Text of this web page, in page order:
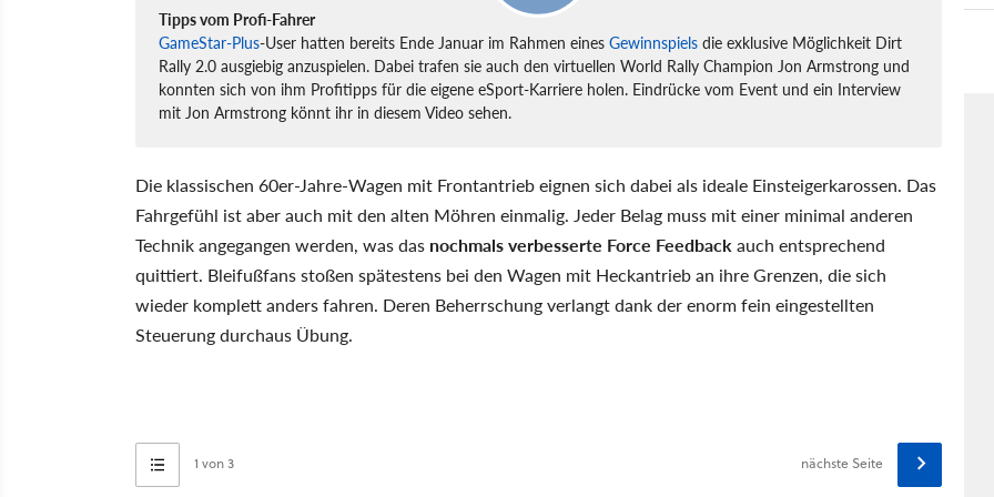
Tipps vom Profi-Fahrer
GameStar-Plus-User hatten bereits Ende Januar im Rahmen eines Gewinnspiels die exklusive Möglichkeit Dirt
Rally 2.0 ausgiebig anzuspielen. Dabei trafen sie auch den virtuellen World Rally Champion Jon Armstrong und
konnten sich von ihm Profitipps für die eigene eSport-Karriere holen. Eindrücke vom Event und ein Interview
mit Jon Armstrong könnt ihr in diesem Video sehen.
Die klassischen 60er-Jahre-Wagen mit Frontantrieb eignen sich dabei als ideale Einsteigerkarossen. Das
Fahrgefühl ist aber auch mit den alten Möhren einmalig. Jeder Belag muss mit einer minimal anderen
Technik angegangen werden, was das nochmals verbesserte Force Feedbackauch entsprechend
quittiert. Bleifußfans stoßen spätestens bei den Wagen mit Heckantrieb an ihre Grenzen, die sich
wieder komplett anders fahren. Deren Beherrschung verlangt dank der enorm fein eingestellten
Steuerung durchaus Übung.
1 von 3 nächste Seite